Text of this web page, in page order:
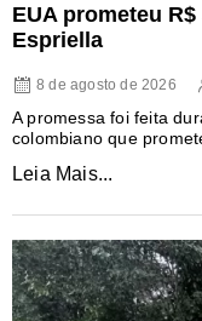
EUA prometeu
Espriella
8 de agosto de 2026
A promessa foi feita
colombiano que
Leia Mais...